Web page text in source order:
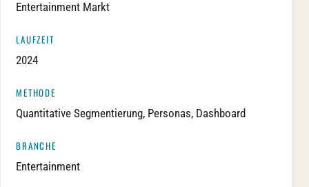
Entertainment Markt
LAUFZEIT
2024
METHODE
Quantitative Segmentierung, Personas, Dashboard
BRANCHE
Entertainment